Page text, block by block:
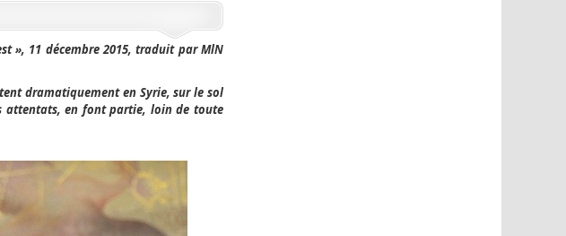
», 11 décembre 2015, traduit par MlN
dramatiquement en Syrie, sur le sol
attentats, en font partie, loin de toute